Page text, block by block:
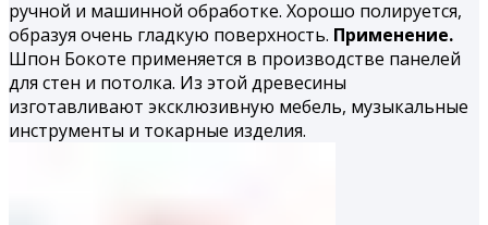
ручной и машинной обработке. Хорошо полируется,
образуя очень гладкую поверхность. Применение.
Шпон Бокоте применяется в производстве панелей
для стен и потолка. Из этой древесины
изготавливают эксклюзивную мебель, музыкальные
инструменты и токарные изделия.